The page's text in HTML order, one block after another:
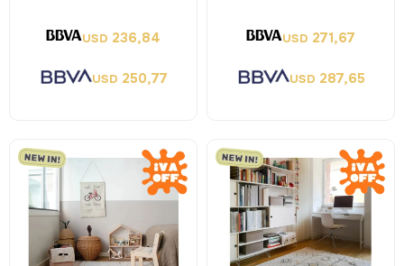
USD 236,84
USD 250,77
USD 271,67
USD 287,65